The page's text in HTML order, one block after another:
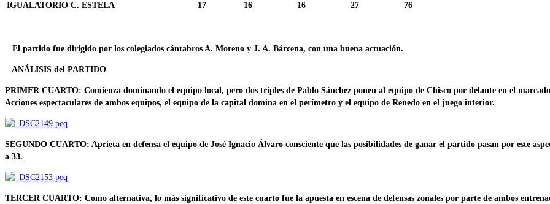
IGUALATORIO C. ESTELA
17 16 16 27 76
El partido fue dirigido por los colegiados cántabros A. Moreno y J. A. Bárcena, con una buena actuación.
ANÁLISIS del PARTIDO
PRIMER CUARTO: Comienza dominando el equipo local, pero dos triples de Pablo Sánchez ponen al equipo de Chisco por delante en el
Acciones espectaculares de ambos equipos, el equipo de la capital domina en el perímetro y el equipo de Renedo en el juego interior.
SEGUNDO CUARTO: Aprieta en defensa el equipo de José Ignacio Álvaro consciente que las posibilidades de ganar el partido pasan por este
a 33.
TERCER CUARTO: Como alternativa, lo más significativo de este cuarto fue la apuesta en escena de defensas zonales por parte de ambos